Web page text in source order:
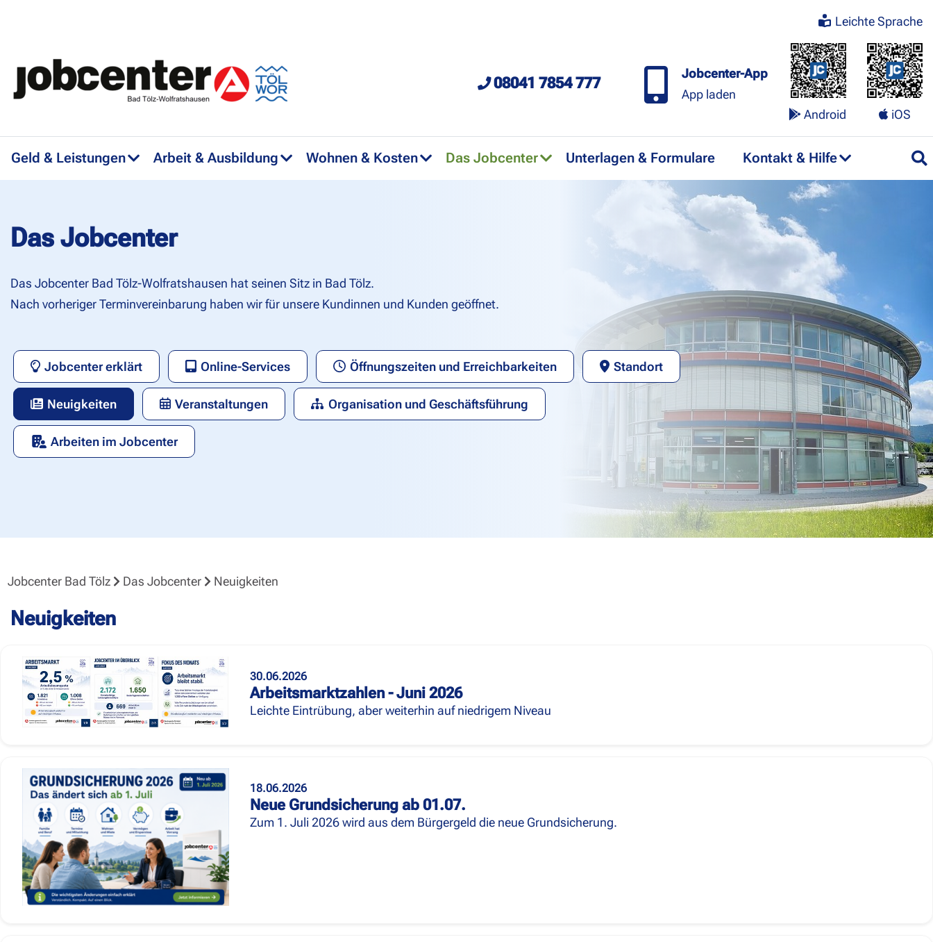
08041 7854 777
Leichte Sprache
Jobcenter-App
App laden
Android
iOS
Geld & Leistungen Arbeit & Ausbildung Wohnen & Kosten Das Jobcenter Unterlagen & Formulare Kontakt & Hilfe
Das Jobcenter
Das Jobcenter Bad Tölz-Wolfratshausen hat seinen Sitz in Bad Tölz.
Nach vorheriger Terminvereinbarung haben wir für unsere Kundinnen und Kunden geöffnet.
Jobcenter erklärt Online-Services Öffnungszeiten und Erreichbarkeiten Standort
Neuigkeiten Veranstaltungen Organisation und Geschäftsführung
Arbeiten im Jobcenter
Jobcenter Bad Tölz Das Jobcenter Neuigkeiten
Neuigkeiten
30.06.2026
Arbeitsmarktzahlen - Juni 2026
Leichte Eintrübung, aber weiterhin auf niedrigem Niveau
18.06.2026
Neue Grundsicherung ab 01.07.
Zum 1. Juli 2026 wird aus dem Bürgergeld die neue Grundsicherung.